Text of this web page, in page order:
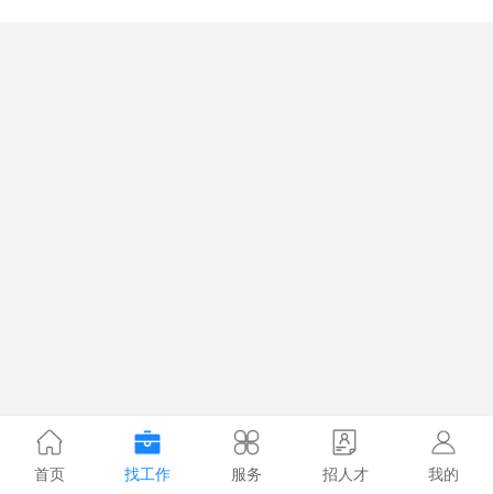
首页 找工作 服务 招人才 我的